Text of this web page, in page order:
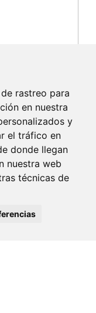
rastreo para
en nuestra
y
el tráfico en
donde llegan
nuestra web
técnicas de